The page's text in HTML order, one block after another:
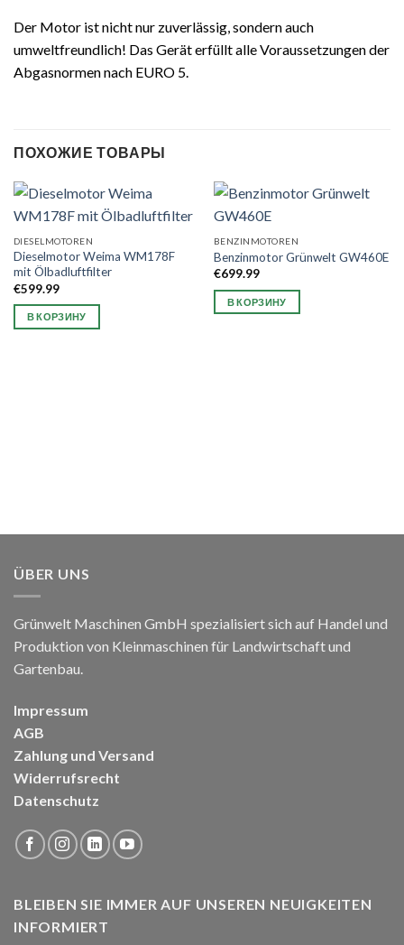
Der Motor ist nicht nur zuverlässig, sondern auch
umweltfreundlich! Das Gerät erfüllt alle Voraussetzungen der
Abgasnormen nach EURO 5.
ПОХОЖИЕ ТОВАРЫ
DIESELMOTOREN
Dieselmotor Weima WM178F
mit Ölbadluftfilter
€599.99
В КОРЗИНУ
BENZINMOTOREN
Benzinmotor Grünwelt GW460E
€699.99
В КОРЗИНУ
ÜBER UNS
Grünwelt Maschinen GmbH spezialisiert sich auf Handel und
Produktion von Kleinmaschinen für Landwirtschaft und
Gartenbau.
Impressum
AGB
Zahlung und Versand
Widerrufsrecht
Datenschutz
BLEIBEN SIE IMMER AUF UNSEREN NEUIGKEITEN
INFORMIERT